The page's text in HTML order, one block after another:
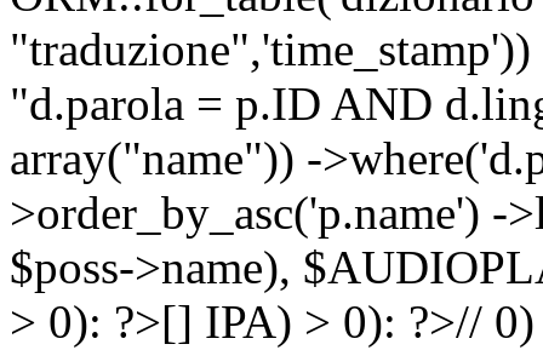
"d.parola = p.ID AND
array("name")) -
>order_by_asc('p.name')
$poss->name),
> 0): ?>[] IPA) > 0): ?>//